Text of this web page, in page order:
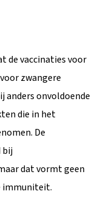
de vaccinaties voor
zwangere
anders onvoldoende
die in het
De
bij
dat vormt geen
immuniteit.